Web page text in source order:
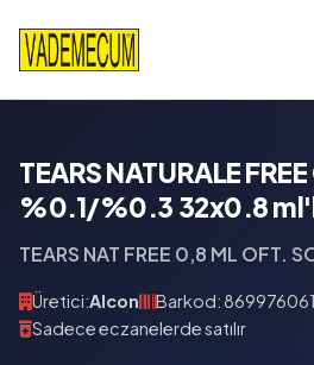
TEARS NATURALE
%0.1/%0.3 32x0.8
TEARS NAT FREE 0,8 ML OFT.
Üretici:Alcon
Barkod:
Sadece eczanelerde satılır